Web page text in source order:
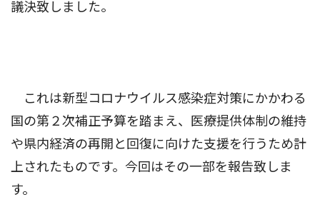
議決致しました。
これは新型コロナウイルス感染症対策にかかわる
国の第２次補正予算を踏まえ、医療提供体制の維持
や県内経済の再開と回復に向けた支援を行うため計
上されたものです。今回はその一部を報告致しま
す。